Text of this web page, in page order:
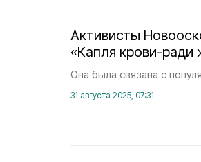
Активисты
«Капля крови-ради
Она была связана с
31 августа 2025, 07:31